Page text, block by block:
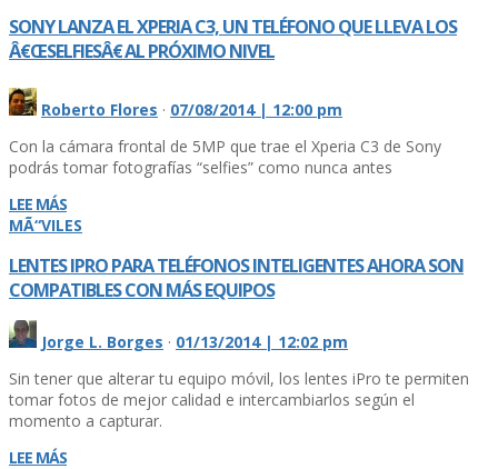
SONY LANZA EL XPERIA C3, UN TELÉFONO QUE LLEVA LOS
Â€ŒSELFIESÂ€ AL PRÓXIMO NIVEL
Roberto Flores · 07/08/2014 | 12:00 pm
Con la cámara frontal de 5MP que trae el Xperia C3 de Sony
podrás tomar fotografí­as “selfies” como nunca antes
LEE MÁS
MÃ“VILES
LENTES IPRO PARA TELÉFONOS INTELIGENTES AHORA SON
COMPATIBLES CON MÁS EQUIPOS
Jorge L. Borges · 01/13/2014 | 12:02 pm
Sin tener que alterar tu equipo móvil, los lentes iPro te permiten
tomar fotos de mejor calidad e intercambiarlos según el
momento a capturar.
LEE MÁS